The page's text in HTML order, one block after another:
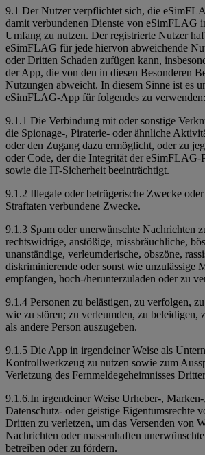
9.1 Der Nutzer verpflichtet sich, die
damit verbundenen Dienste von eSimFLAG
Umfang zu nutzen. Der registrierte Nutzer
eSimFLAG für jede hiervon abweichende
oder Dritten Schaden zufügen kann,
der App, die von den in diesen Besonderen
Nutzungen abweicht. In diesem Sinne ist es
eSimFLAG-App für folgendes zu verwenden:
9.1.1 Die Verbindung mit oder sonstige
die Spionage-, Piraterie- oder ähnliche
oder den Zugang dazu ermöglicht, oder zu
oder Code, der die Integrität der eSimFLAG-
sowie die IT-Sicherheit beeinträchtigt.
9.1.2 Illegale oder betrügerische Zwecke
Straftaten verbundene Zwecke.
9.1.3 Spam oder unerwünschte Nachrichten
rechtswidrige, anstößige, missbräuchliche,
unanständige, verleumderische, obszöne,
diskriminierende oder sonst wie unzulässige
empfangen, hoch-/herunterzuladen oder zu
9.1.4 Personen zu belästigen, zu verfolgen,
wie zu stören; zu verleumden, zu beleidigen,
als andere Person auszugeben.
9.1.5 Die App in irgendeiner Weise als
Kontrollwerkzeug zu nutzen sowie zum
Verletzung des Fernmeldegeheimnisses
9.1.6.In irgendeiner Weise Urheber-,
Datenschutz- oder geistige Eigentumsrechte
Dritten zu verletzen, um das Versenden von
Nachrichten oder massenhaften
betreiben oder zu fördern.